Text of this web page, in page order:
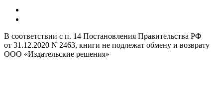
В соответствии с п. 14 Постановления Правительства РФ
от 31.12.2020 N 2463, книги не подлежат обмену и возврату
ООО «Издательские решения»